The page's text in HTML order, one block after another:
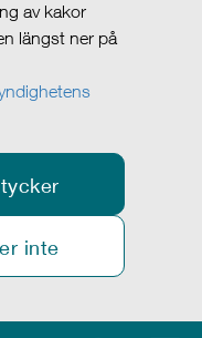
av kakor
längst ner på
inte